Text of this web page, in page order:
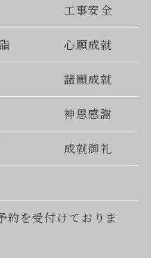
工事安全
心願成就
諸願成就
神恩感謝
成就御礼
を受付けておりま